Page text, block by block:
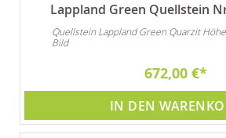
Lappland Green Quellstein
Quellstein Lappland Green Quarzit
Bild
672,00 €
IN DEN